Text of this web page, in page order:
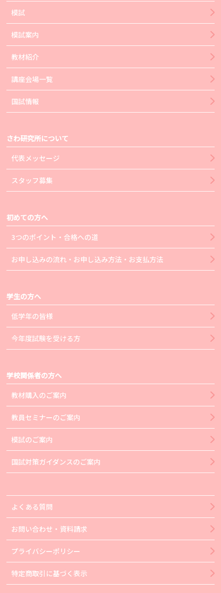
模試
模試案内
教材紹介
講座会場一覧
国試情報
さわ研究所について
代表メッセージ
スタッフ募集
初めての方へ
3つのポイント・合格への道
お申し込みの流れ・お申し込み方法・お支払方法
学生の方へ
低学年の皆様
今年度試験を受ける方
学校関係者の方へ
教材購入のご案内
教員セミナーのご案内
模試のご案内
国試対策ガイダンスのご案内
よくある質問
お問い合わせ・資料請求
プライバシーポリシー
特定商取引に基づく表示